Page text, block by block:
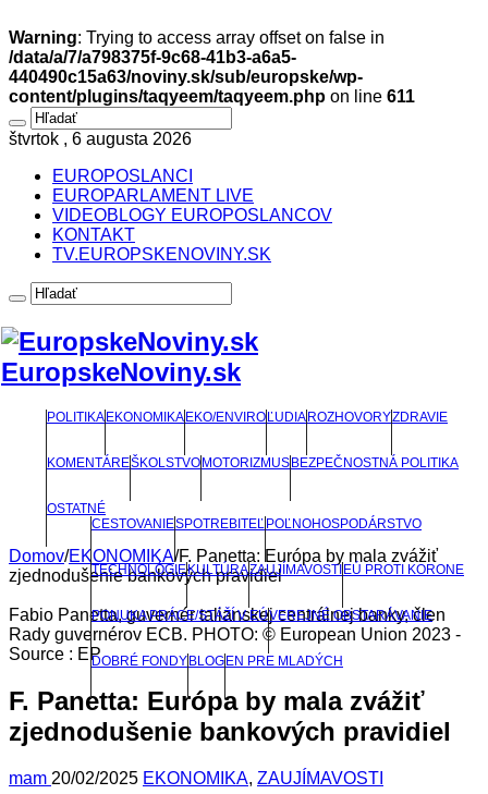
Warning: Trying to access array offset on false in
/data/a/7/a798375f-9c68-41b3-a6a5-
440490c15a63/noviny.sk/sub/europske/wp-
content/plugins/taqyeem/taqyeem.php on line 611
štvrtok , 6 augusta 2026
EUROPOSLANCI
EUROPARLAMENT LIVE
VIDEOBLOGY EUROPOSLANCOV
KONTAKT
TV.EUROPSKENOVINY.SK
EuropskeNoviny.sk
POLITIKAEKONOMIKAEKO/ENVIROĽUDIAROZHOVORYZDRAVIE
KOMENTÁREŠKOLSTVOMOTORIZMUSBEZPEČNOSTNÁ POLITIKA
OSTATNÉ
CESTOVANIESPOTREBITEĽPOĽNOHOSPODÁRSTVO
TECHNOLÓGIEKULTÚRAZAUJÍMAVOSTIEÚ PROTI KORONE
PONUKA PRÁCE/STÁŽÍ V EÚVEREJNÉ OBSTARÁVANIE
DOBRÉ FONDYBLOGEN PRE MLADÝCH
Domov/EKONOMIKA/F. Panetta: Európa by mala zvážiť
zjednodušenie bankových pravidiel
Fabio Panetta, guvernér talianskej centrálnej banky, člen
Rady guvernérov ECB. PHOTO: © European Union 2023 -
Source : EP
F. Panetta: Európa by mala zvážiť
zjednodušenie bankových pravidiel
mam 20/02/2025 EKONOMIKA, ZAUJÍMAVOSTI